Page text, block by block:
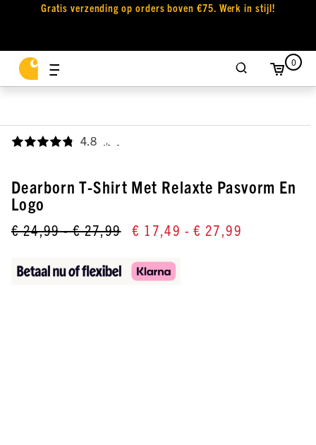
Gratis verzending op orders boven €75. Werk in stijl!
0
4.8 ,
Dearborn T-Shirt Met Relaxte Pasvorm En
Logo
€ 24,99- € 27,99 € 17,49 - € 27,99